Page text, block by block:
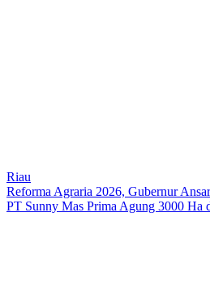
Riau
Reforma Agraria 2026, Gubernur
PT Sunny Mas Prima Agung 3000 Ha